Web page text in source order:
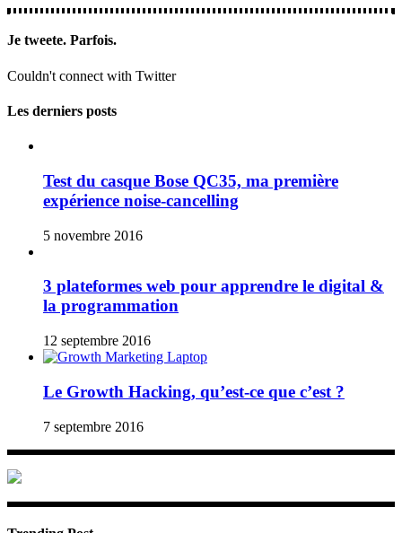
Je tweete. Parfois.
Couldn't connect with Twitter
Les derniers posts
Test du casque Bose QC35, ma première
expérience noise-cancelling
5 novembre 2016
3 plateformes web pour apprendre le digital &
la programmation
12 septembre 2016
Le Growth Hacking, qu’est-ce que c’est ?
7 septembre 2016